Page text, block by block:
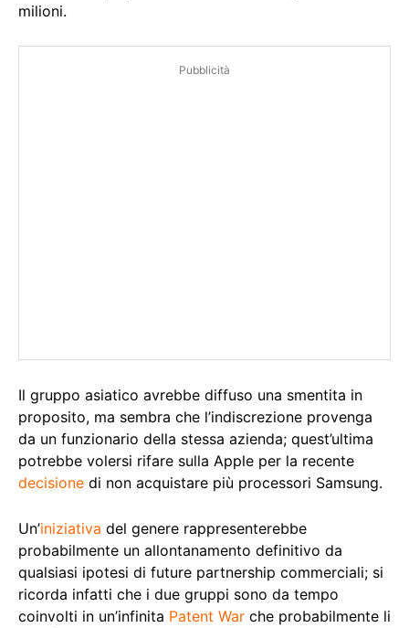
milioni.
Pubblicità
Il gruppo asiatico avrebbe diffuso una smentita in
proposito, ma sembra che l’indiscrezione provenga
da un funzionario della stessa azienda; quest’ultima
potrebbe volersi rifare sulla Apple per la recente
decisione di non acquistare più processori Samsung.
Un’iniziativa del genere rappresenterebbe
probabilmente un allontanamento definitivo da
qualsiasi ipotesi di future partnership commerciali; si
ricorda infatti che i due gruppi sono da tempo
coinvolti in un’infinita Patent War che probabilmente li